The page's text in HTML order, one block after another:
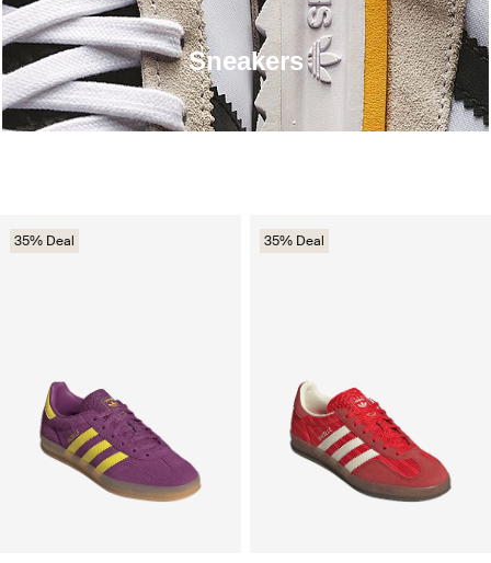
35% Deal 35% Deal
Sneakers